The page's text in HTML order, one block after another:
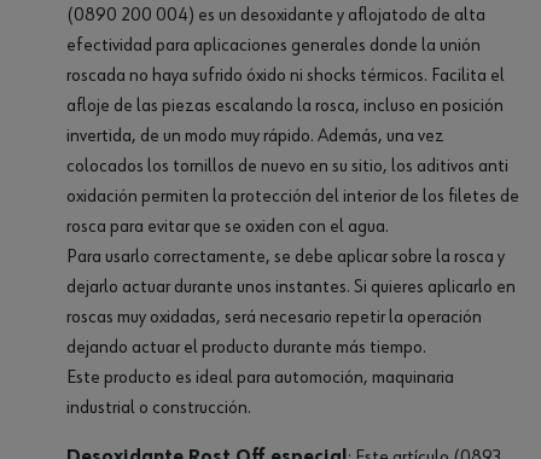
(0890 200 004) es un desoxidante y aflojatodo de alta
efectividad para aplicaciones generales donde la unión
roscada no haya sufrido óxido ni shocks térmicos. Facilita el
afloje de las piezas escalando la rosca, incluso en posición
invertida, de un modo muy rápido. Además, una vez
colocados los tornillos de nuevo en su sitio, los aditivos anti
oxidación permiten la protección del interior de los filetes de
rosca para evitar que se oxiden con el agua.
Para usarlo correctamente, se debe aplicar sobre la rosca y
dejarlo actuar durante unos instantes. Si quieres aplicarlo en
roscas muy oxidadas, será necesario repetir la operación
dejando actuar el producto durante más tiempo.
Este producto es ideal para automoción, maquinaria
industrial o construcción.